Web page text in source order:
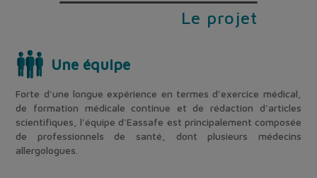
Le projet
Une équipe
Forte d'une longue expérience en termes d'exercice médical,
de formation médicale continue et de rédaction d'articles
scientifiques, l'équipe d'Eassafe est principalement composée
de professionnels de santé, dont plusieurs médecins
allergologues.